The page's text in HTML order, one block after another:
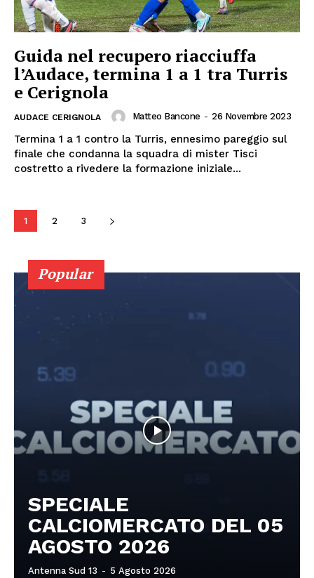
Guida nel recupero riacciuffa
l’Audace, termina 1 a 1 tra Turris
e Cerignola
AUDACE CERIGNOLA Matteo Bancone - 26 Novembre 2023
Termina 1 a 1 contro la Turris, ennesimo pareggio sul
finale che condanna la squadra di mister Tisci
costretto a rivedere la formazione iniziale...
1 2 3
Popular
SPECIALE
CALCIOMERCATO DEL 05
AGOSTO 2026
Antenna Sud 13 - 5 Agosto 2026